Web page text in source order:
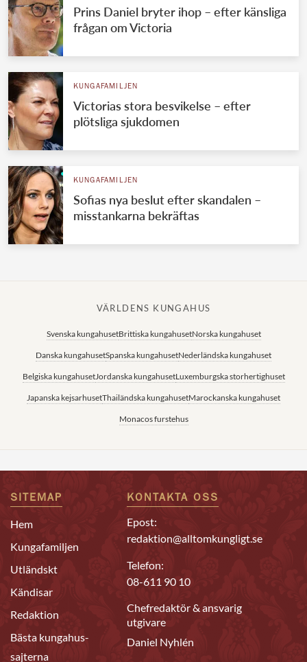
Prins Daniel bryter ihop – efter känsliga
frågan om Victoria
KUNGAFAMILJEN
Victorias stora besvikelse – efter
plötsliga sjukdomen
KUNGAFAMILJEN
Sofias nya beslut efter skandalen –
misstankarna bekräftas
VÄRLDENS KUNGAHUS
Svenska kungahusetBrittiska kungahusetNorska kungahuset
Danska kungahusetSpanska kungahusetNederländska kungahuset
Belgiska kungahusetJordanska kungahusetLuxemburgska storhertighuset
Japanska kejsarhusetThailändska kungahusetMarockanska kungahuset
Monacos furstehus
SITEMAP
Hem
Kungafamiljen
Utländskt
Kändisar
Redaktion
Bästa kungahus-
sajterna
KONTAKTA OSS
Epost:
redaktion@alltomkungligt.se
Telefon:
08-611 90 10
Chefredaktör & ansvarig
utgivare
Daniel Nyhlén